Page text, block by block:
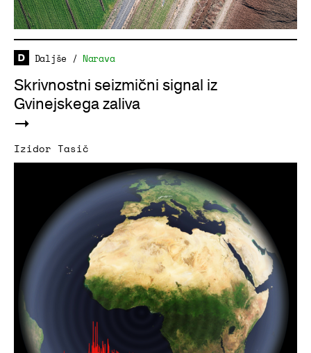
Daljše / Narava
Skrivnostni seizmični signal iz
Gvinejskega zaliva
Izidor Tasič